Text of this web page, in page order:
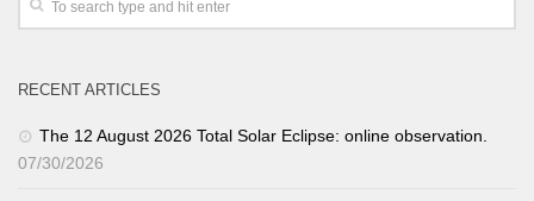
RECENT ARTICLES
The 12 August 2026 Total Solar Eclipse: online observation.
07/30/2026